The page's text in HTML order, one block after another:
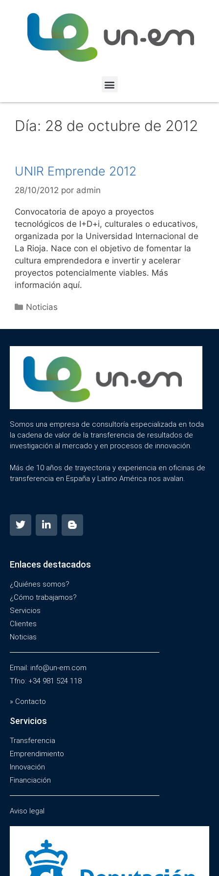
Día: 28 de octubre de 2012
UNIR Emprende 2012
28/10/2012 por admin
Convocatoria de apoyo a proyectos
tecnológicos de I+D+i, culturales o educativos,
organizada por la Universidad Internacional de
La Rioja. Nace con el objetivo de fomentar la
cultura emprendedora e invertir y acelerar
proyectos potencialmente viables. Más
información aquí.
Noticias
Somos una empresa de consultoría especializada en toda
la cadena de valor de la transferencia de resultados de
investigación al mercado y en procesos de innovación.
Más de 10 años de trayectoria y experiencia en oficinas de
transferencia en España y Latino América nos avalan.
Enlaces destacados
¿Quiénes somos?
¿Cómo trabajamos?
Servicios
Clientes
Noticias
Email: info@un-em.com
Tfno: +34 981 524 118
» Contacto
Servicios
Transferencia
Emprendimiento
Innovación
Financiación
Aviso legal